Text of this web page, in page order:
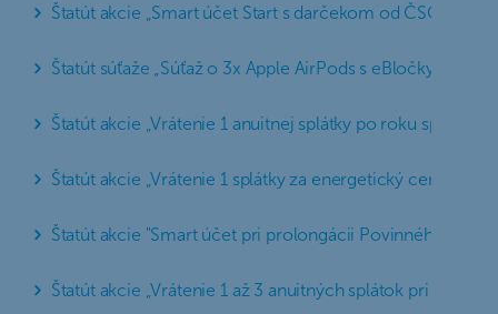
Štatút akcie „Smart účet Start s darčekom od ČSOB“
Štatút súťaže „Súťaž o 3x Apple AirPods s eBločky“
Štatút akcie „Vrátenie 1 anuitnej splátky po roku
Štatút akcie „Vrátenie 1 splátky za energetický certifikát
Štatút akcie "Smart účet pri prolongácii Povinného
Štatút akcie „Vrátenie 1 až 3 anuitných splátok pri